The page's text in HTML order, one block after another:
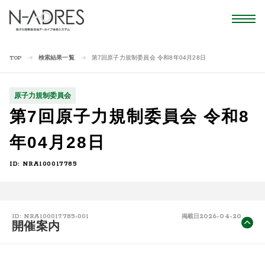
TOP 検索結果一覧 第7回原子力規制委員会 令和8年04月28日
原子力規制委員会
第7回原子力規制委員会 令和8
年04月28日
ID: NRA100017785
ID: NRA100017785-001 掲載日 2026-04-20
開催案内